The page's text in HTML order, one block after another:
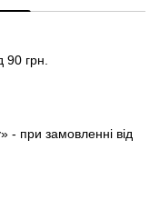
90 грн.
- при замовленні від